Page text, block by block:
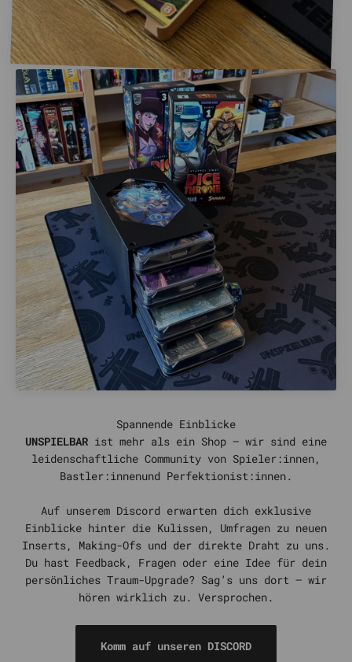
UNSPIELBAR ist mehr als ein Shop – wir sind eine
leidenschaftliche Community von Spieler:innen,
Bastler:innenund Perfektionist:innen.
Auf unserem Discord erwarten dich exklusive
Einblicke hinter die Kulissen, Umfragen zu neuen
Inserts, Making-Ofs und der direkte Draht zu uns.
Du hast Feedback, Fragen oder eine Idee für dein
persönliches Traum-Upgrade? Sag’s uns dort – wir
hören wirklich zu. Versprochen.
Komm auf unseren DISCORD